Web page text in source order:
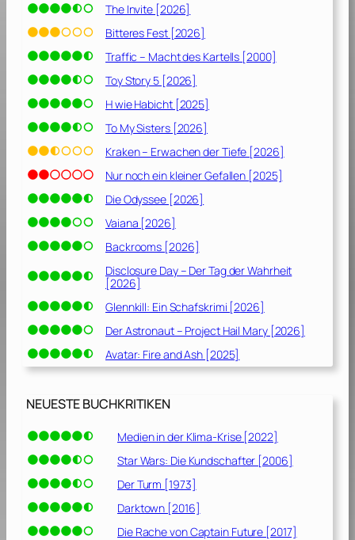
The Invite [2026]
Bitteres Fest [2026]
Traffic – Macht des Kartells [2000]
Toy Story 5 [2026]
H wie Habicht [2025]
To My Sisters [2026]
Kraken – Erwachen der Tiefe [2026]
Nur noch ein kleiner Gefallen [2025]
Die Odyssee [2026]
Vaiana [2026]
Backrooms [2026]
Disclosure Day – Der Tag der Wahrheit
[2026]
Glennkill: Ein Schafskrimi [2026]
Der Astronaut – Project Hail Mary [2026]
Avatar: Fire and Ash [2025]
NEUESTE BUCHKRITIKEN
Medien in der Klima-Krise [2022]
Star Wars: Die Kundschafter [2006]
Der Turm [1973]
Darktown [2016]
Die Rache von Captain Future [2017]